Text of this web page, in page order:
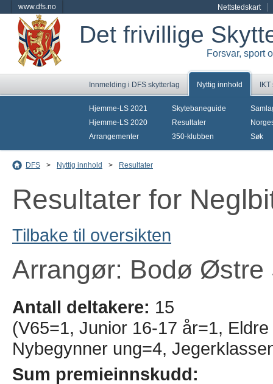
www.dfs.no Nettstedskart
Det frivillige
Forsvar, sport
Innmelding i DFS skytterlag Nyttig innhold
Hjemme-LS 2021
Hjemme-LS 2020
Arrangementer
Skytebaneguide
Resultater
350-klubben
Søk
DFS > Nyttig innhold > Resultater
Resultater for
Tilbake til oversikten
Arrangør: Bodø Østre
Antall deltakere: 15
(V65=1, Junior 16-17 år=1,
Nybegynner ung=4,
Sum premieinnskudd: